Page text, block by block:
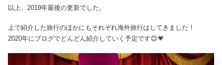
以上、2019年最後の更新でした。
上で紹介した旅行のほかにもそれぞれ海外旅行はしてきました！
2020年にブログでどんどん紹介していく予定です😊💗